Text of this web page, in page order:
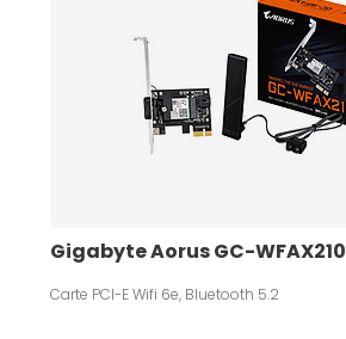
Gigabyte Aorus GC-WFAX210
Carte PCI-E Wifi 6e, Bluetooth 5.2